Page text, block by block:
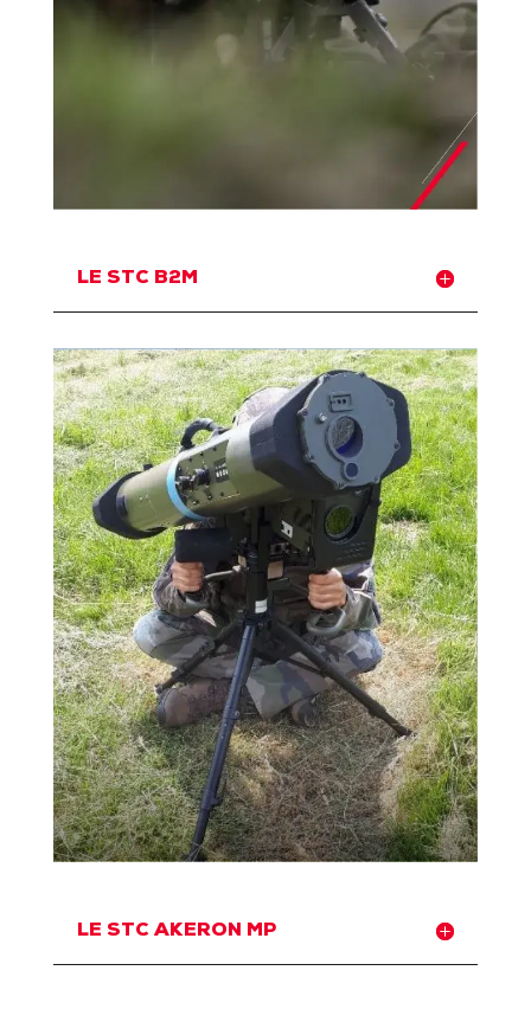
LE STC B2M
LE STC AKERON MP